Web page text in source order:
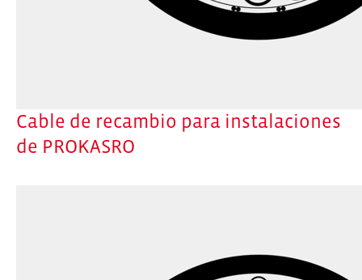
Cable de recambio para instalaciones
de PROKASRO